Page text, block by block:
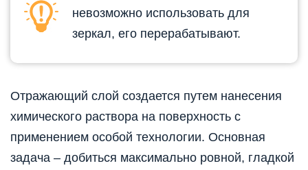
невозможно использовать для
зеркал, его перерабатывают.
Отражающий слой создается путем нанесения
химического раствора на поверхность с
применением особой технологии. Основная
задача – добиться максимально ровной, гладкой